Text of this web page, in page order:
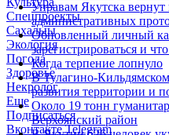
Спецпроекты
Сахалыы
Экология
Погода
Здоровье
Некролог
Еще
Подписаться
ВконтактеTelegram
Управам Якутска
административных
Обновленный личный
зарегистрироваться и
Когда терпение лопнуло
В Тулагино-
развития территории и
Около 19 тонн
Верхоянский район